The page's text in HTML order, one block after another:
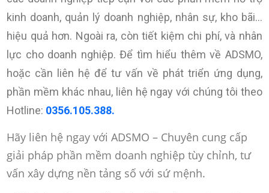
kinh doanh, quản lý doanh nghiệp, nhân sự, kho bãi…
hiệu quả hơn. Ngoài ra, còn tiết kiệm chi phí, và nhân
lực cho doanh nghiệp. Để tìm hiểu thêm về ADSMO,
hoặc cần liên hệ để tư vấn về phát triển ứng dụng,
phần mềm khác nhau, liên hệ ngay với chúng tôi theo
Hotline: 0356.105.388.
Hãy liên hệ ngay với ADSMO – Chuyên cung cấp
giải pháp phần mềm doanh nghiệp tùy chỉnh, tư
vấn xây dựng nền tảng số với sứ mệnh.